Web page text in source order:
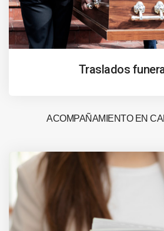
Traslados
ACOMPAÑAMIENTO EN